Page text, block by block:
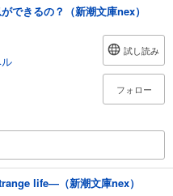
できるの？（新潮文庫nex）
試し読み
フォロー
life―（新潮文庫nex）